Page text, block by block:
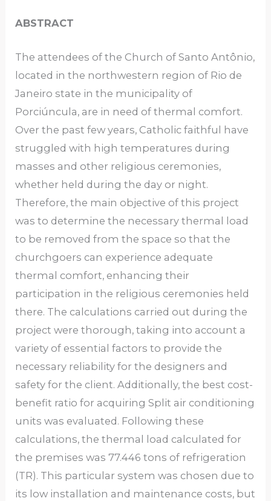
ABSTRACT
The attendees of the Church of Santo Antônio,
located in the northwestern region of Rio de
Janeiro state in the municipality of
Porciúncula, are in need of thermal comfort.
Over the past few years, Catholic faithful have
struggled with high temperatures during
masses and other religious ceremonies,
whether held during the day or night.
Therefore, the main objective of this project
was to determine the necessary thermal load
to be removed from the space so that the
churchgoers can experience adequate
thermal comfort, enhancing their
participation in the religious ceremonies held
there. The calculations carried out during the
project were thorough, taking into account a
variety of essential factors to provide the
necessary reliability for the designers and
safety for the client. Additionally, the best cost-
benefit ratio for acquiring Split air conditioning
units was evaluated. Following these
calculations, the thermal load calculated for
the premises was 77.446 tons of refrigeration
(TR). This particular system was chosen due to
its low installation and maintenance costs, but